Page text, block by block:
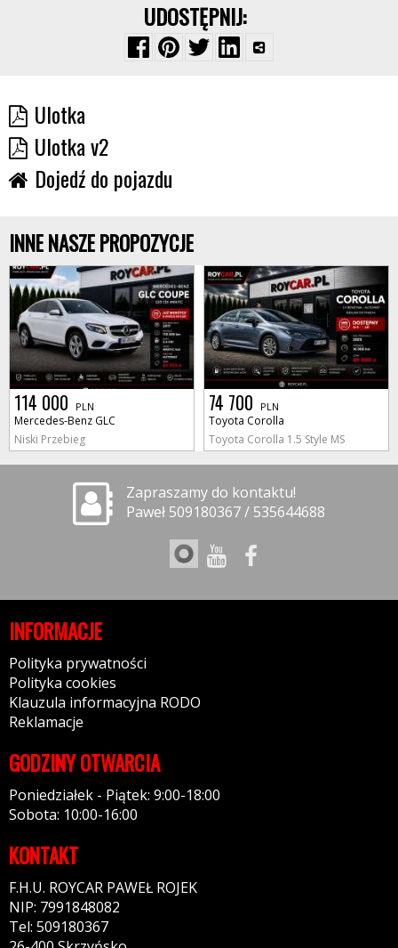
UDOSTĘPNIJ:
Ulotka
Ulotka v2
Dojedź do pojazdu
INNE NASZE PROPOZYCJE
114 000 PLN
Mercedes-Benz GLC
Niski Przebieg
74 700 PLN
Toyota Corolla
Toyota Corolla 1.5 Style MS
Zapraszamy do kontaktu!
Paweł 509180367 / 535644688
INFORMACJE
Polityka prywatności
Polityka cookies
Klauzula informacyjna RODO
Reklamacje
GODZINY OTWARCIA
Poniedziałek - Piątek: 9:00-18:00
Sobota: 10:00-16:00
KONTAKT
F.H.U. ROYCAR PAWEŁ ROJEK
NIP: 7991848082
Tel: 509180367